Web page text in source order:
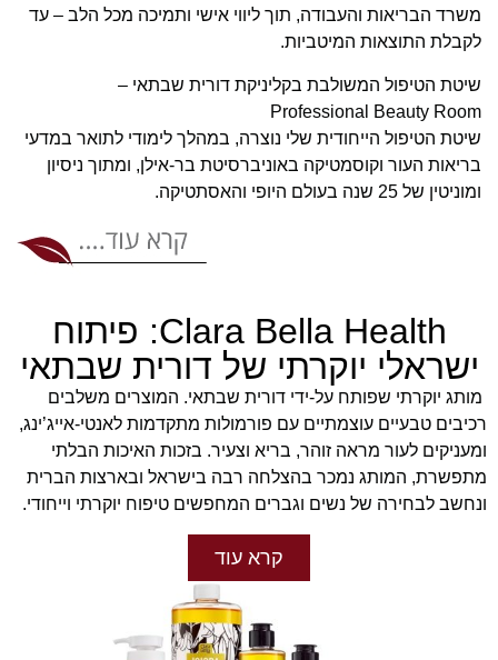
משרד הבריאות והעבודה, תוך ליווי אישי ותמיכה מכל הלב – עד
לקבלת התוצאות המיטביות.
שיטת הטיפול המשולבת בקליניקת דורית שבתאי –
Professional Beauty Room
שיטת הטיפול הייחודית שלי נוצרה, במהלך לימודי לתואר במדעי
בריאות העור וקוסמטיקה באוניברסיטת בר-אילן, ומתוך ניסיון
ומוניטין של 25 שנה בעולם היופי והאסתטיקה.
Clara Bella Health: פיתוח
ישראלי יוקרתי של דורית שבתאי
מותג יוקרתי שפותח על-ידי דורית שבתאי. המוצרים משלבים
רכיבים טבעיים עוצמתיים עם פורמולות מתקדמות לאנטי-אייג’ינג,
ומעניקים לעור מראה זוהר, בריא וצעיר. בזכות האיכות הבלתי
מתפשרת, המותג נמכר בהצלחה רבה בישראל ובארצות הברית
ונחשב לבחירה של נשים וגברים המחפשים טיפוח יוקרתי וייחודי.
קרא עוד